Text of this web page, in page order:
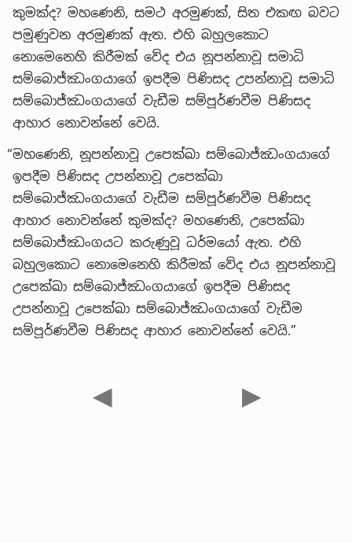
කුමක්ද? මහණෙනි, සමථ අරමුණක්, සිත එකඟ බවට
පමුණුවන අරමුණක් ඇත. එහි බහුලකොට
නොමෙනෙහි කිරීමක් වේද එය නූපන්නාවූ සමාධි
සම්බොජ්ඣංගයාගේ ඉපදීම පිණිසද උපන්නාවූ සමාධි
සම්බොජ්ඣංගයාගේ වැඩීම සම්පූර්ණවීම පිණිසද
ආහාර නොවන්නේ වෙයි.
“මහණෙනි, නූපන්නාවූ උපෙක්ඛා සම්බොජ්ඣංගයාගේ
ඉපදීම පිණිසද උපන්නාවූ උපෙක්ඛා
සම්බොජ්ඣංගයාගේ වැඩීම සම්පූර්ණවීම පිණිසද
ආහාර නොවන්නේ කුමක්ද? මහණෙනි, උපෙක්ඛා
සම්බොජ්ඣංගයට කරුණුවූ ධර්මයෝ ඇත. එහි
බහුලකොට නොමෙනෙහි කිරීමක් වේද එය නූපන්නාවූ
උපෙක්ඛා සම්බොජ්ඣංගයාගේ ඉපදීම පිණිසද
උපන්නාවූ උපෙක්ඛා සම්බොජ්ඣංගයාගේ වැඩීම
සම්පූර්ණවීම පිණිසද ආහාර නොවන්නේ වෙයි.”
◀ ▶